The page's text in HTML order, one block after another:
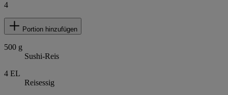
4
Portion hinzufügen
500 g
Sushi-Reis
4 EL
Reisessig